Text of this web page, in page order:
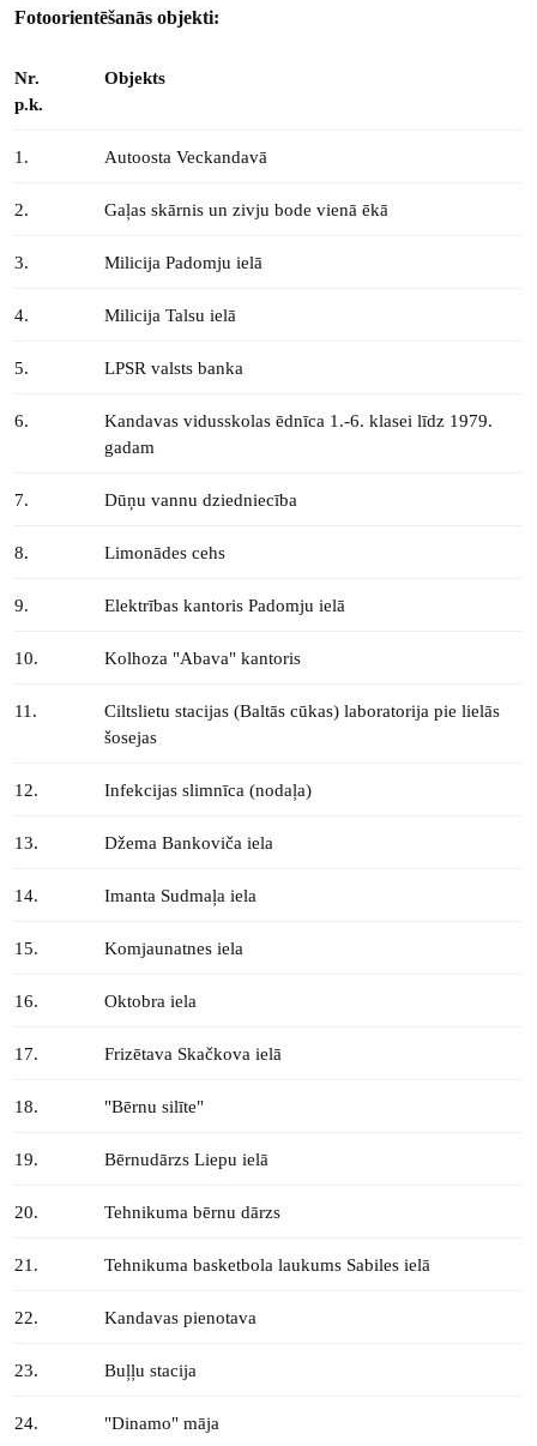
Fotoorientēšanās objekti:
Nr.
p.k.
Objekts
1. Autoosta Veckandavā
2. Gaļas skārnis un zivju bode vienā ēkā
3. Milicija Padomju ielā
4. Milicija Talsu ielā
5. LPSR valsts banka
6.
Kandavas vidusskolas ēdnīca 1.-6. klasei līdz 1979.
gadam
7. Dūņu vannu dziedniecība
8. Limonādes cehs
9. Elektrības kantoris Padomju ielā
10. Kolhoza "Abava" kantoris
11.
Ciltslietu stacijas (Baltās cūkas) laboratorija pie lielās
šosejas
12. Infekcijas slimnīca (nodaļa)
13. Džema Bankoviča iela
14. Imanta Sudmaļa iela
15. Komjaunatnes iela
16. Oktobra iela
17. Frizētava Skačkova ielā
18. "Bērnu silīte"
19. Bērnudārzs Liepu ielā
20. Tehnikuma bērnu dārzs
21. Tehnikuma basketbola laukums Sabiles ielā
22. Kandavas pienotava
23. Buļļu stacija
24. "Dinamo" māja